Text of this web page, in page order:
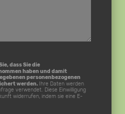
dass Sie die
haben und damit
personenbezogenen
werden. Ihre Daten werden
verwendet. Diese Einwilligung
widerrufen, indem sie eine E-